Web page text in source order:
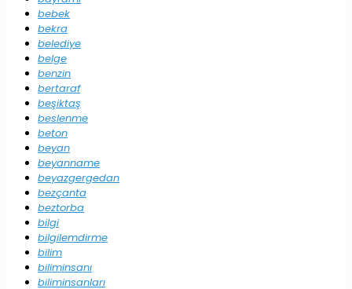
bebek
bekra
belediye
belge
benzin
bertaraf
beşiktaş
beslenme
beton
beyan
beyanname
beyazgergedan
bezçanta
beztorba
bilgi
bilgilemdirme
bilim
biliminsanı
biliminsanları